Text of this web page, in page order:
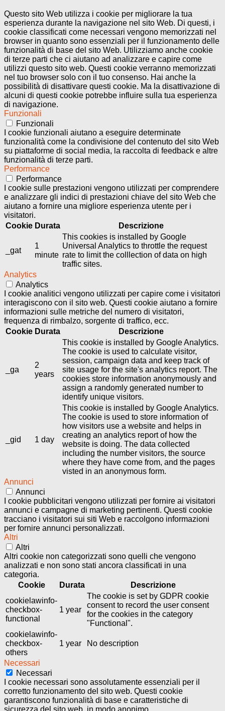
Questo sito Web utilizza i cookie per migliorare la tua
esperienza durante la navigazione nel sito Web. Di questi, i
cookie classificati come necessari vengono memorizzati nel
browser in quanto sono essenziali per il funzionamento delle
funzionalità di base del sito Web. Utilizziamo anche cookie
di terze parti che ci aiutano ad analizzare e capire come
utilizzi questo sito web. Questi cookie verranno memorizzati
nel tuo browser solo con il tuo consenso. Hai anche la
possibilità di disattivare questi cookie. Ma la disattivazione di
alcuni di questi cookie potrebbe influire sulla tua esperienza
di navigazione.
Funzionali
Funzionali
I cookie funzionali aiutano a eseguire determinate
funzionalità come la condivisione del contenuto del sito Web
su piattaforme di social media, la raccolta di feedback e altre
funzionalità di terze parti.
Performance
Performance
I cookie sulle prestazioni vengono utilizzati per comprendere
e analizzare gli indici di prestazioni chiave del sito Web che
aiutano a fornire una migliore esperienza utente per i
visitatori.
Cookie Durata Descrizione
_gat
1
minute
This cookies is installed by Google
Universal Analytics to throttle the request
rate to limit the colllection of data on high
traffic sites.
Analytics
Analytics
I cookie analitici vengono utilizzati per capire come i visitatori
interagiscono con il sito web. Questi cookie aiutano a fornire
informazioni sulle metriche del numero di visitatori,
frequenza di rimbalzo, sorgente di traffico, ecc.
Cookie Durata Descrizione
_ga
2
years
This cookie is installed by Google Analytics.
The cookie is used to calculate visitor,
session, campaign data and keep track of
site usage for the site's analytics report. The
cookies store information anonymously and
assign a randomly generated number to
identify unique visitors.
_gid 1 day
This cookie is installed by Google Analytics.
The cookie is used to store information of
how visitors use a website and helps in
creating an analytics report of how the
website is doing. The data collected
including the number visitors, the source
where they have come from, and the pages
visted in an anonymous form.
Annunci
Annunci
I cookie pubblicitari vengono utilizzati per fornire ai visitatori
annunci e campagne di marketing pertinenti. Questi cookie
tracciano i visitatori sui siti Web e raccolgono informazioni
per fornire annunci personalizzati.
Altri
Altri
Altri cookie non categorizzati sono quelli che vengono
analizzati e non sono stati ancora classificati in una
categoria.
Cookie
Durata
Descrizione
cookielawinfo-
checkbox-
functional
1 year
The cookie is set by GDPR cookie
consent to record the user consent
for the cookies in the category
"Functional".
cookielawinfo-
checkbox-
others
1 year No description
Necessari
Necessari
I cookie necessari sono assolutamente essenziali per il
corretto funzionamento del sito web. Questi cookie
garantiscono funzionalità di base e caratteristiche di
sicurezza del sito web, in modo anonimo.